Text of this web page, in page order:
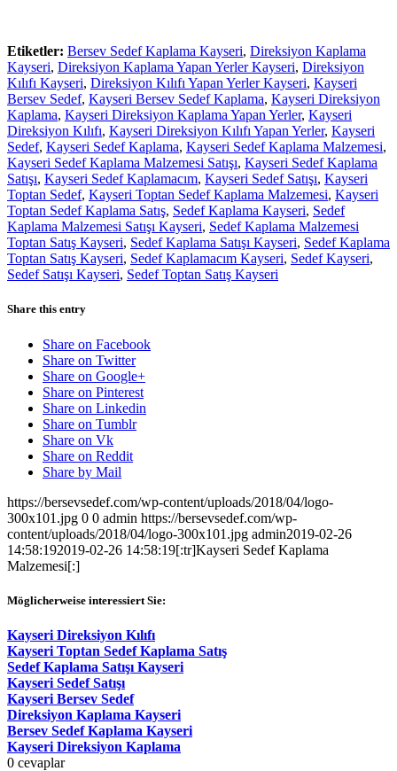
Etiketler: Bersev Sedef Kaplama Kayseri, Direksiyon Kaplama
Kayseri, Direksiyon Kaplama Yapan Yerler Kayseri, Direksiyon
Kılıfı Kayseri, Direksiyon Kılıfı Yapan Yerler Kayseri, Kayseri
Bersev Sedef, Kayseri Bersev Sedef Kaplama, Kayseri Direksiyon
Kaplama, Kayseri Direksiyon Kaplama Yapan Yerler, Kayseri
Direksiyon Kılıfı, Kayseri Direksiyon Kılıfı Yapan Yerler, Kayseri
Sedef, Kayseri Sedef Kaplama, Kayseri Sedef Kaplama Malzemesi,
Kayseri Sedef Kaplama Malzemesi Satışı, Kayseri Sedef Kaplama
Satışı, Kayseri Sedef Kaplamacım, Kayseri Sedef Satışı, Kayseri
Toptan Sedef, Kayseri Toptan Sedef Kaplama Malzemesi, Kayseri
Toptan Sedef Kaplama Satış, Sedef Kaplama Kayseri, Sedef
Kaplama Malzemesi Satışı Kayseri, Sedef Kaplama Malzemesi
Toptan Satış Kayseri, Sedef Kaplama Satışı Kayseri, Sedef Kaplama
Toptan Satış Kayseri, Sedef Kaplamacım Kayseri, Sedef Kayseri,
Sedef Satışı Kayseri, Sedef Toptan Satış Kayseri
Share this entry
Share on Facebook
Share on Twitter
Share on Google+
Share on Pinterest
Share on Linkedin
Share on Tumblr
Share on Vk
Share on Reddit
Share by Mail
https://bersevsedef.com/wp-content/uploads/2018/04/logo-
300x101.jpg 0 0 admin https://bersevsedef.com/wp-
content/uploads/2018/04/logo-300x101.jpg admin2019-02-26
14:58:192019-02-26 14:58:19[:tr]Kayseri Sedef Kaplama
Malzemesi[:]
Möglicherweise interessiert Sie:
Kayseri Direksiyon Kılıfı
Kayseri Toptan Sedef Kaplama Satış
Sedef Kaplama Satışı Kayseri
Kayseri Sedef Satışı
Kayseri Bersev Sedef
Direksiyon Kaplama Kayseri
Bersev Sedef Kaplama Kayseri
Kayseri Direksiyon Kaplama
0 cevaplar